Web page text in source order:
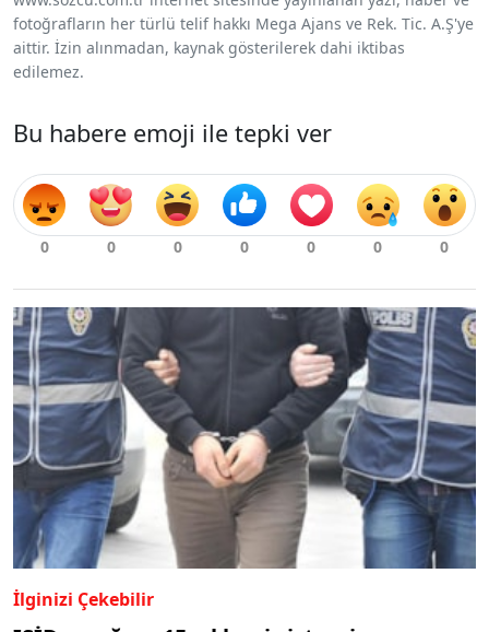
fotoğrafların her türlü telif hakkı Mega Ajans ve Rek. Tic. A.Ş'ye
aittir. İzin alınmadan, kaynak gösterilerek dahi iktibas
edilemez.
Bu habere emoji ile tepki ver
İlginizi Çekebilir